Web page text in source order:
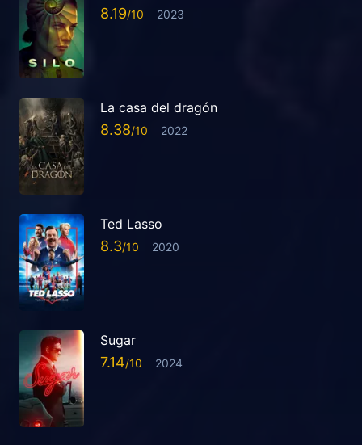
8.19 2023
La casa del dragón
8.38 2022
Ted Lasso
8.3 2020
Sugar
7.14 2024